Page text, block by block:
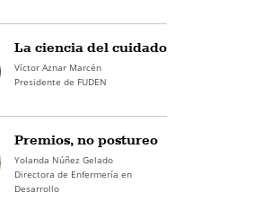
La ciencia del cuidado
Víctor Aznar Marcén
Presidente de FUDEN
Premios, no postureo
Yolanda Núñez Gelado
Directora de Enfermería en
Desarrollo